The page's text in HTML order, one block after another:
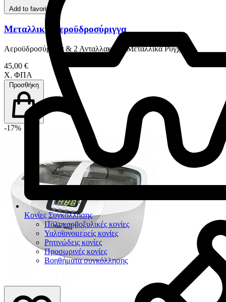
Κονίες Συγκόλλησης
Πολυκαρβοξυλικές κονίες
Υαλοϊονομερείς κονίες
Ρητινώδεις κονίες
Προσωρινές κονίες
Βοηθήματα συγκόλλησης
Add to favorites
Μεταλλική Αεροϋδροσύριγγα
Αεροϋδροσύριγγα & 2 Ανταλλακτικά Μεταλλικά Ρύγχη
45,00 €
Χ. ΦΠΑ
Προσθήκη
-17%